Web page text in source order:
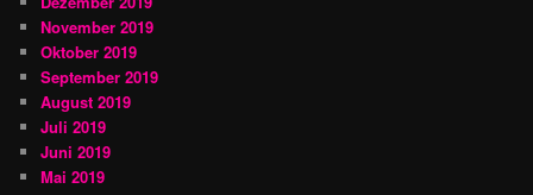
November 2019
Oktober 2019
September 2019
August 2019
Juli 2019
Juni 2019
Mai 2019